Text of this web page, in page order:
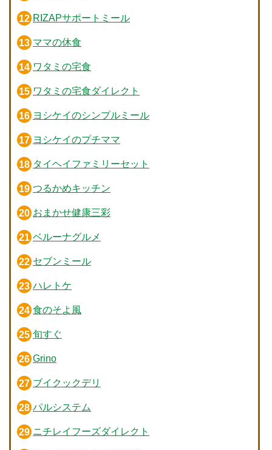
RIZAPサポートミール
ママの休食
ワタミの宅食
ワタミの宅食ダイレクト
ヨシケイのシンプルミール
ヨシケイのプチママ
タイヘイファミリーセット
つるかめキッチン
おまかせ健康三彩
ベルーナグルメ
セブンミール
ハレトケ
食のそよ風
旬すぐ
Grino
ブイクックデリ
パルシステム
ニチレイフーズダイレクト